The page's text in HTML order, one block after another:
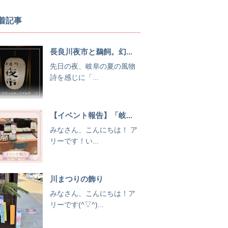
記事
長良川夜市と鵜飼。幻...
先日の夜、岐阜の夏の風物
詩を感じに「...
【イベント報告】「岐...
みなさん、こんにちは！ ア
リーです！い...
川まつりの飾り
みなさん、こんにちは！ア
リーです(^▽^)...